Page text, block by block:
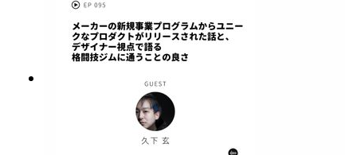
46:32 明確な価値のあるNFTの重要性49:05
Web3の現状と投資家の反応51:23 Web3のビジ
ネスモデルと持続可能性52:50 ビットコインとそ
の価格動向54:16 Web3とAIの融合の可能性
59:43 AIの活用とWeb3の未来01:06:27 AIと金融
の未来01:09:17 AIを活用した人材マッチング
01:13:19 AIの技術とその応用01:18:25 Web3とAI
の融合01:24:43 コミュニティの重要性と未来
01:25:00 Web3とコミュニティの相性01:28:43
り返りながら、新サービス「OpenWorkキャリ
ア」の立ち上げ背景について詳しく説明してい
ます。現代の働き手が抱えるキャリアの悩みに
対し、よりオープンで率直な相談環境の必要性
を強調し、具体的な取り組みについて語ってい
ます。職場における自己開示の重要性が重点的
に取り上げられ、大澤さん自身の実践例を交え
ながら、社内コミュニケーションの質向上や建
設的なフィードバックを受け入れる姿勢の大切